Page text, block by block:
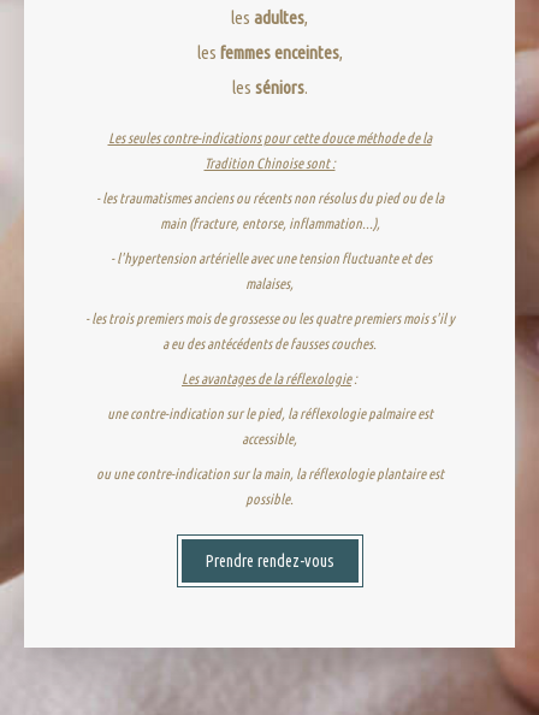
les adultes,
les femmes enceintes,
les séniors.
Les seules contre-indications pour cette douce méthode de la
Tradition Chinoise sont :
- les traumatismes anciens ou récents non résolus du pied ou de la
main (fracture, entorse, inflammation...),
- l'hypertension artérielle avec une tension fluctuante et des
malaises,
- les trois premiers mois de grossesse ou les quatre premiers mois s'il y
a eu des antécédents de fausses couches.
Les avantages de la réflexologie:
une contre-indication sur le pied, la réflexologie palmaire est
accessible,
ou une contre-indication sur la main, la réflexologie plantaire est
possible.
Prendre rendez-vous